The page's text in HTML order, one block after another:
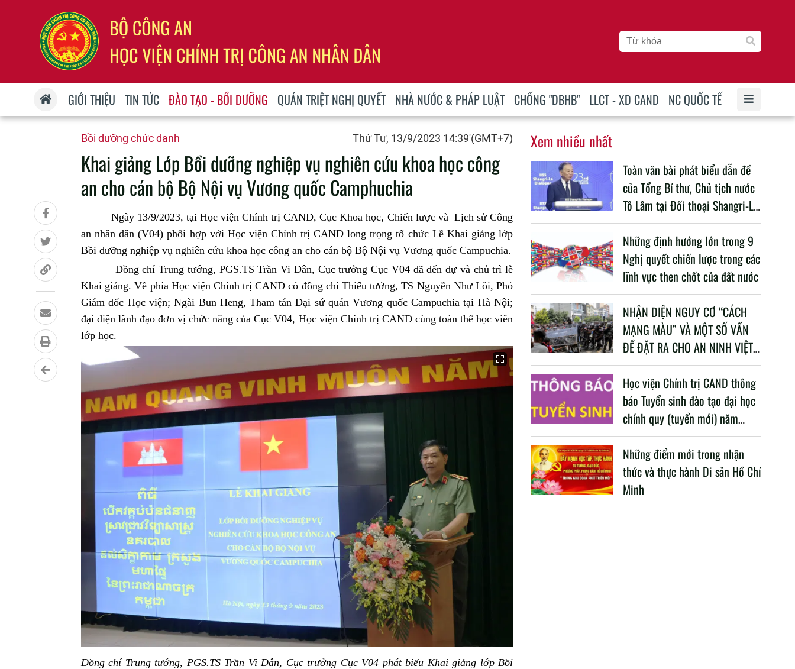
GIỚI THIỆU TIN TỨC ĐÀO TẠO - BỒI DƯỠNG QUÁN TRIỆT NGHỊ QUYẾT NHÀ NƯỚC & PHÁP LUẬT CHỐNG "DBHB" LLCT - XD CAND NC QUỐC TẾ
Bồi dưỡng chức danh Thứ Tư, 13/9/2023 14:39'(GMT+7)
Khai giảng Lớp Bồi dưỡng nghiệp vụ nghiên cứu khoa học công
an cho cán bộ Bộ Nội vụ Vương quốc Camphuchia
Ngày 13/9/2023, tại Học viện Chính trị CAND, Cục Khoa học, Chiến lược và Lịch sử Công
an nhân dân (V04) phối hợp với Học viện Chính trị CAND long trọng tổ chức Lễ Khai giảng lớp
Bồi dưỡng nghiệp vụ nghiên cứu khoa học công an cho cán bộ Bộ Nội vụ Vương quốc Campuchia.
Đồng chí Trung tướng, PGS.TS Trần Vi Dân, Cục trưởng Cục V04 đã đến dự và chủ trì lễ
Khai giảng. Về phía Học viện Chính trị CAND có đồng chí Thiếu tướng, TS Nguyễn Như Lôi, Phó
Giám đốc Học viện; Ngài Bun Heng, Tham tán Đại sứ quán Vương quốc Campuchia tại Hà Nội;
đại diện lãnh đạo đơn vị chức năng của Cục V04, Học viện Chính trị CAND cùng toàn thể học viên
lớp học.
Đồng chí Trung tướng, PGS.TS Trần Vi Dân, Cục trưởng Cục V04 phát biểu Khai giảng lớp Bồi
Xem nhiều nhất
Toàn văn bài phát biểu dẫn đề
của Tổng Bí thư, Chủ tịch nước
Tô Lâm tại Đối thoại Shangri-La
lần thứ 23
Những định hướng lớn trong 9
Nghị quyết chiến lược trong các
lĩnh vực then chốt của đất nước
NHẬN DIỆN NGUY CƠ “CÁCH
MẠNG MÀU” VÀ MỘT SỐ VẤN
ĐỀ ĐẶT RA CHO AN NINH VIỆT
NAM TRONG BỐI CẢNH HIỆN
NAY
Học viện Chính trị CAND thông
báo Tuyển sinh đào tạo đại học
chính quy (tuyển mới) năm
2026
Những điểm mới trong nhận
thức và thực hành Di sản Hồ Chí
Minh